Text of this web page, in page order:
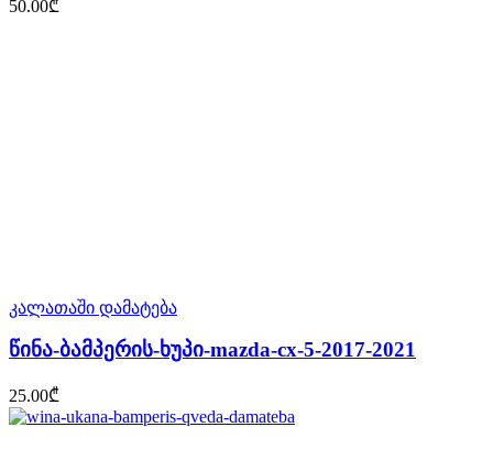
50.00₾
კალათაში დამატება
წინა-ბამპერის-ხუპი-mazda-cx-5-2017-2021
25.00₾